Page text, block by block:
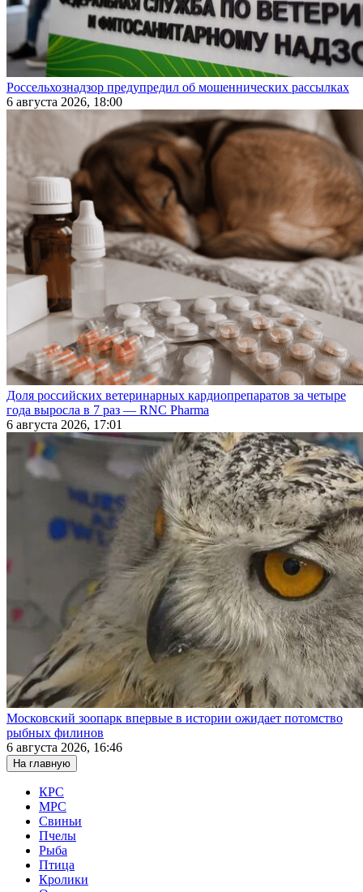
Россельхознадзор предупредил об мошеннических рассылках
6 августа 2026, 18:00
Доля российских ветеринарных кардиопрепаратов за четыре
года выросла в 7 раз — RNC Pharma
6 августа 2026, 17:01
Московский зоопарк впервые в истории ожидает потомство
рыбных филинов
6 августа 2026, 16:46
На главную
КРС
МРС
Свиньи
Пчелы
Рыба
Птица
Кролики